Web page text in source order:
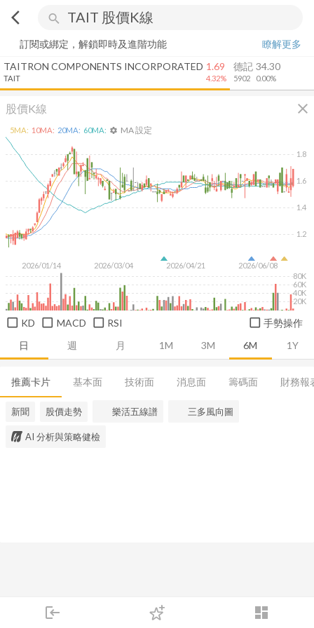
arrow_back_ios search
login dashboard
下單
訂閱或綁定，解鎖即時及進階功能
瞭解更多
TAITRON COMPONENTS INCORPORATED
TAIT
1.69
4.32%
德記
5902
34.30
0.00%
股價K線 close
日 週 月 1M 3M 6M 1Y
2026/01/14 2026/03/04 2026/04/21 2026/06/08
1.2
1.4
1.6
1.8
20K
40K
60K
80K
5MA: 10MA: 20MA: 60MA: settings MA 設定
KD MACD RSI 手勢操作
推薦卡片 基本面 技術面 消息面 籌碼面 財務報
新聞 股價走勢 樂活五線譜 三多風向圖
AI 分析與策略健檢